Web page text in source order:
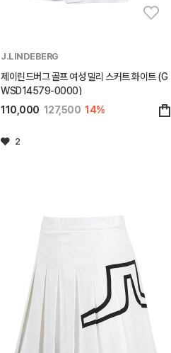
J.LINDEBERG
제이린드버그 골프 여성 밀리 스커트 화이트 (G
WSD14579-0000)
110,000 127,500 14%
2